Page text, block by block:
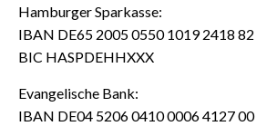
Hamburger Sparkasse:
IBAN DE65 2005 0550 1019 2418 82
BIC HASPDEHHXXX
Evangelische Bank:
IBAN DE04 5206 0410 0006 4127 00